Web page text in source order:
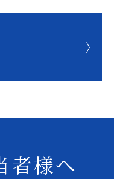
者様へ